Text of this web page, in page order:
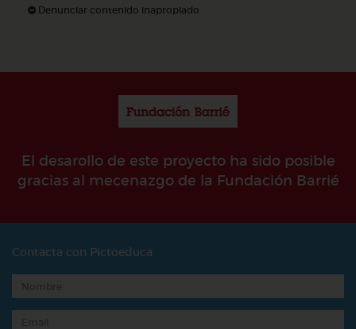
Denunciar contenido inapropiado
El desarollo de este proyecto ha sido posible
gracias al mecenazgo de la Fundación Barrié
Contacta con Pictoeduca